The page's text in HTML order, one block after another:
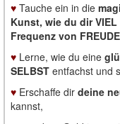
♥ Tauche ein in die
Kunst, wie du dir
Frequenz von
♥ Lerne, wie du eine
SELBST entfachst und
♥ Erschaffe dir deine
kannst,